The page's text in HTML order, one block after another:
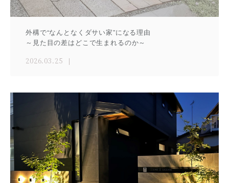
外構で“なんとなくダサい家”になる理由
～見た目の差はどこで生まれるのか～
2026.03.25